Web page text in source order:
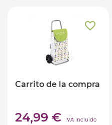
Carrito de la compra
24,99 € IVA incluido